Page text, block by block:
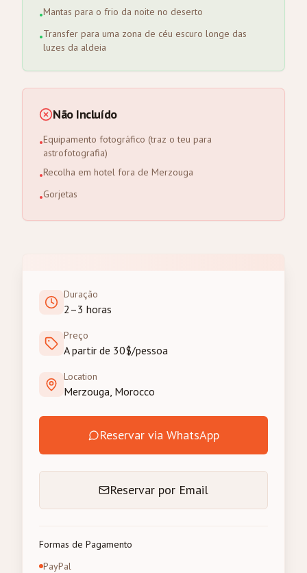
•Mantas para o frio da noite no deserto
•Transfer para uma zona de céu escuro longe das
luzes da aldeia
Não Incluído
•Equipamento fotográfico (traz o teu para
astrofotografia)
•Recolha em hotel fora de Merzouga
•Gorjetas
Duração
2–3 horas
Preço
A partir de 30$/pessoa
Location
Merzouga, Morocco
Reservar via WhatsApp
Reservar por Email
Formas de Pagamento
PayPal